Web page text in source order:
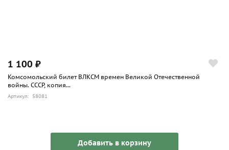
1 100 ₽
Комсомольский билет ВЛКСМ времен Великой Отечественной
войны. СССР, копия...
Артикул: 58081
Добавить в корзину